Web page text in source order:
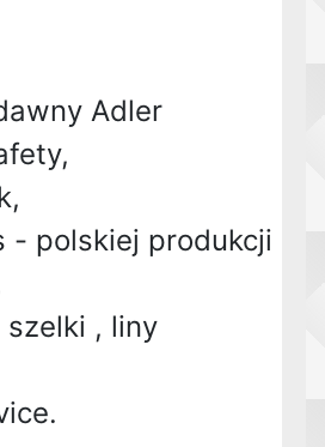
Adler
- polskiej produkcji
, liny